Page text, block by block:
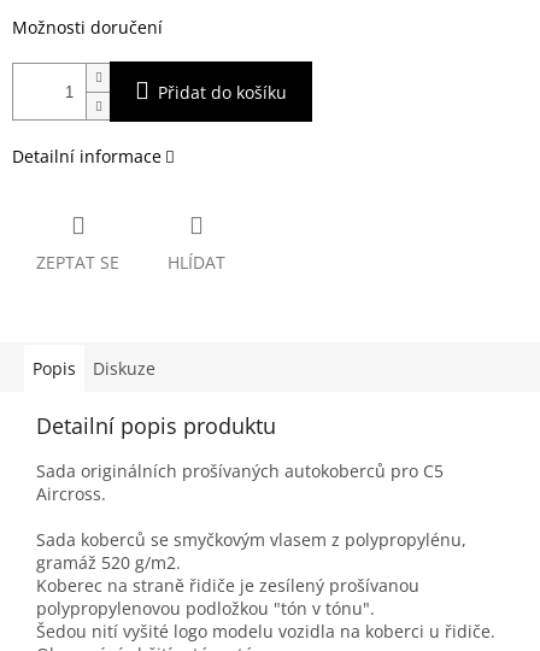
Možnosti doručení
Přidat do košíku
Detailní informace
ZEPTAT SE HLÍDAT
Popis Diskuze
Detailní popis produktu
Sada originálních prošívaných autokoberců pro C5
Aircross.
Sada koberců se smyčkovým vlasem z polypropylénu,
gramáž 520 g/m2.
Koberec na straně řidiče je zesílený prošívanou
polypropylenovou podložkou "tón v tónu".
Šedou nití vyšité logo modelu vozidla na koberci u řidiče.